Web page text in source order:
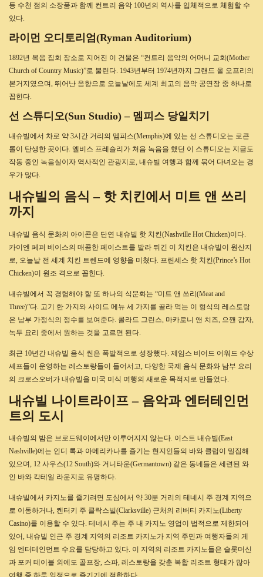
등 수천 점의 소장품과 함께 컨트리 음악 100년의 역사를 입체적으로 체험할 수
있다.
라이먼 오디토리엄(Ryman Auditorium)
1892년 복음 집회 장소로 지어진 이 건물은 “컨트리 음악의 어머니 교회(Mother
Church of Country Music)”로 불린다. 1943년부터 1974년까지 그랜드 올 오프리의
본거지였으며, 뛰어난 음향으로 오늘날에도 세계 최고의 음악 공연장 중 하나로
꼽힌다.
선 스튜디오(Sun Studio) – 멤피스 당일치기
내슈빌에서 차로 약 3시간 거리의 멤피스(Memphis)에 있는 선 스튜디오는 로큰
롤이 탄생한 곳이다. 엘비스 프레슬리가 처음 녹음을 했던 이 스튜디오는 지금도
작동 중인 녹음실이자 역사적인 관광지로, 내슈빌 여행과 함께 묶어 다녀오는 경
우가 많다.
내슈빌의 음식 – 핫 치킨에서 미트 앤 쓰리
까지
내슈빌 음식 문화의 아이콘은 단연 내슈빌 핫 치킨(Nashville Hot Chicken)이다.
카이엔 페퍼 베이스의 매콤한 페이스트를 발라 튀긴 이 치킨은 내슈빌이 원산지
로, 오늘날 전 세계 치킨 트렌드에 영향을 미쳤다. 프린세스 핫 치킨(Prince’s Hot
Chicken)이 원조 격으로 꼽힌다.
내슈빌에서 꼭 경험해야 할 또 하나의 식문화는 “미트 앤 쓰리(Meat and
Three)”다. 고기 한 가지와 사이드 메뉴 세 가지를 골라 먹는 이 형식의 레스토랑
은 남부 가정식의 정수를 보여준다. 콜라드 그린스, 마카로니 앤 치즈, 으깬 감자,
녹두 요리 중에서 원하는 것을 고르면 된다.
최근 10년간 내슈빌 음식 씬은 폭발적으로 성장했다. 제임스 비어드 어워드 수상
셰프들이 운영하는 레스토랑들이 들어서고, 다양한 국제 음식 문화와 남부 요리
의 크로스오버가 내슈빌을 미국 미식 여행의 새로운 목적지로 만들었다.
내슈빌 나이트라이프 – 음악과 엔터테인먼
트의 도시
내슈빌의 밤은 브로드웨이에서만 이루어지지 않는다. 이스트 내슈빌(East
Nashville)에는 인디 록과 아메리카나를 즐기는 현지인들의 바와 클럽이 밀집해
있으며, 12 사우스(12 South)와 거니타운(Germantown) 같은 동네들은 세련된 와
인 바와 칵테일 라운지로 유명하다.
내슈빌에서 카지노를 즐기려면 도심에서 약 30분 거리의 테네시 주 경계 지역으
로 이동하거나, 켄터키 주 클락스빌(Clarksville) 근처의 리버티 카지노(Liberty
Casino)를 이용할 수 있다. 테네시 주는 주 내 카지노 영업이 법적으로 제한되어
있어, 내슈빌 인근 주 경계 지역의 리조트 카지노가 지역 주민과 여행자들의 게
임 엔터테인먼트 수요를 담당하고 있다. 이 지역의 리조트 카지노들은 슬롯머신
과 포커 테이블 외에도 골프장, 스파, 레스토랑을 갖춘 복합 리조트 형태가 많아
여행 중 하루 일정으로 즐기기에 적합하다.